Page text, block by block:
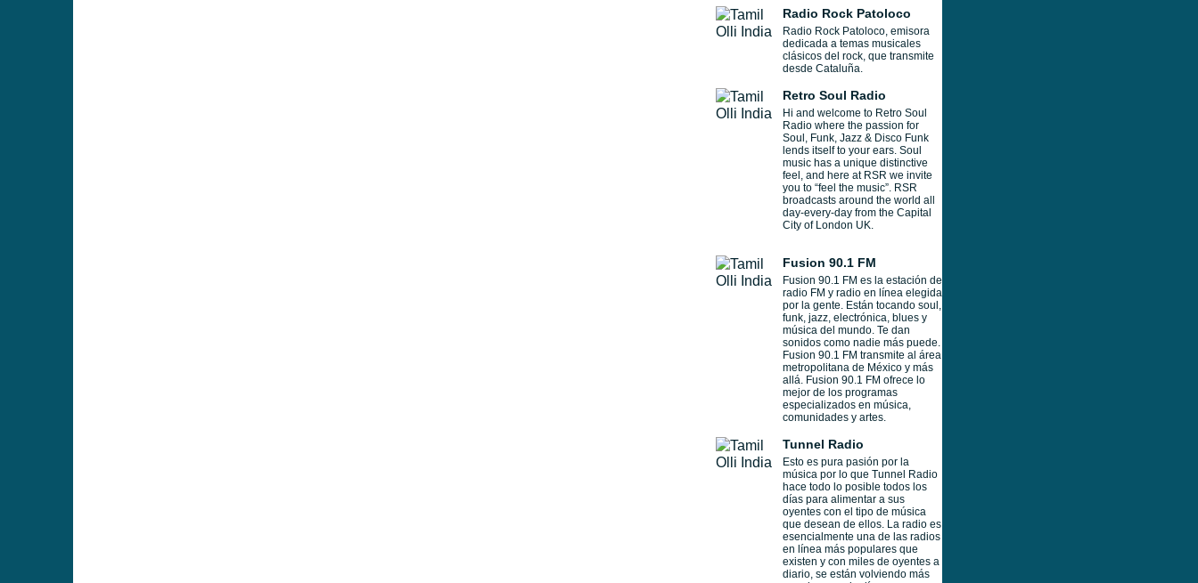
Radio Rock Patoloco
Radio Rock Patoloco, emisora
dedicada a temas musicales
clásicos del rock, que transmite
desde Cataluña.
Retro Soul Radio
Hi and welcome to Retro Soul
Radio where the passion for
Soul, Funk, Jazz & Disco Funk
lends itself to your ears. Soul
music has a unique distinctive
feel, and here at RSR we invite
you to “feel the music”. RSR
broadcasts around the world all
day-every-day from the Capital
City of London UK.
Fusion 90.1 FM
Fusion 90.1 FM es la estación de
radio FM y radio en línea elegida
por la gente. Están tocando soul,
funk, jazz, electrónica, blues y
música del mundo. Te dan
sonidos como nadie más puede.
Fusion 90.1 FM transmite al área
metropolitana de México y más
allá. Fusion 90.1 FM ofrece lo
mejor de los programas
especializados en música,
comunidades y artes.
Tunnel Radio
Esto es pura pasión por la
música por lo que Tunnel Radio
hace todo lo posible todos los
días para alimentar a sus
oyentes con el tipo de música
que desean de ellos. La radio es
esencialmente una de las radios
en línea más populares que
existen y con miles de oyentes a
diario, se están volviendo más